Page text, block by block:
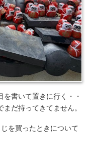
書いて置きに行く・・
だ持ってきてません。
を買ったときについて